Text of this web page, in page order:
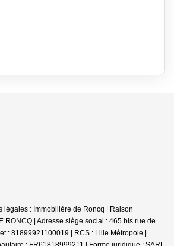
légales : Immobilière de Roncq | Raison
RONCQ | Adresse siège social : 465 bis rue de
: 81899921100019 | RCS : Lille Métropole |